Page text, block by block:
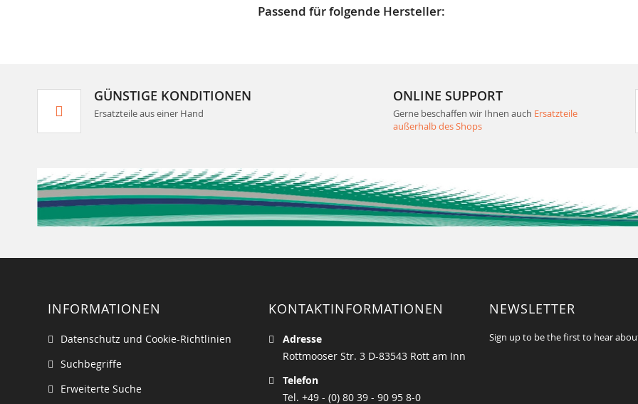
Passend für folgende Hersteller:
GÜNSTIGE KONDITIONEN
Ersatzteile aus einer Hand
ONLINE SUPPORT
Gerne beschaffen wir Ihnen auch Ersatzteile
außerhalb des Shops
INFORMATIONEN
Datenschutz und Cookie-Richtlinien
Suchbegriffe
Erweiterte Suche
KONTAKTINFORMATIONEN
Adresse
Rottmooser Str. 3 D-83543 Rott am Inn
Telefon
Tel. +49 - (0) 80 39 - 90 95 8-0
NEWSLETTER
Sign up to be the first to hear